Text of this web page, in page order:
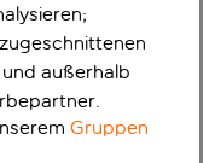
außerhalb
Gruppen